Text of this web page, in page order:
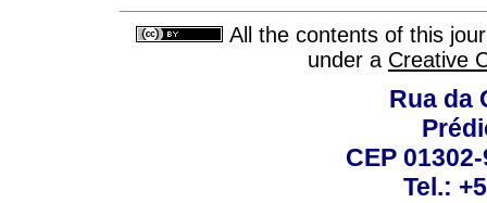
All the contents of this
under a Creative
Rua da
CEP
Tel.: